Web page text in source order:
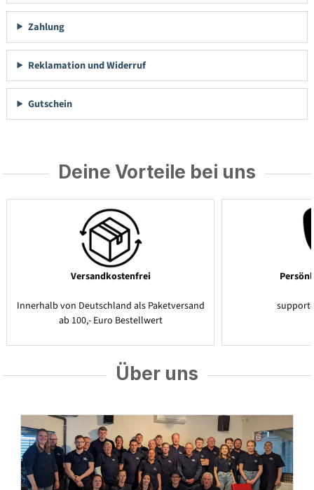
Zahlung
Reklamation und Widerruf
Gutschein
Deine Vorteile bei uns
Versandkostenfrei
Innerhalb von Deutschland als Paketversand
ab 100,- Euro Bestellwert
Über uns